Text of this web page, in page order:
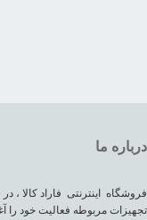
درباره ما
فروشگاه اینترنتی فاراد کالا
تجهیزات مربوطه فعالیت خود را